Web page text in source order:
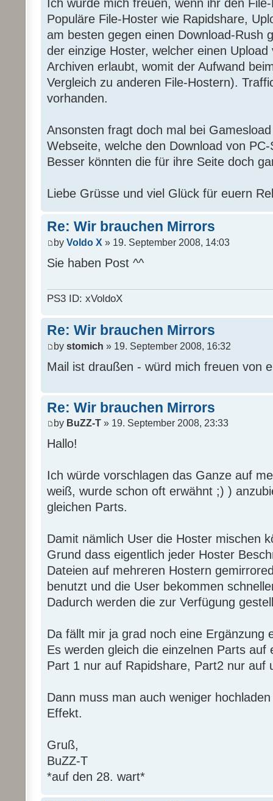
Ich würde mich freuen, wenn ihr den
Populäre File-Hoster wie Rapidshare,
am besten gegen einen Download-Rush
der einzige Hoster, welcher einen
Archiven erlaubt, womit der Aufwand
Vergleich zu anderen File-Hostern).
vorhanden.
Ansonsten fragt doch mal bei
Webseite, welche den Download von
Besser könnten die für ihre Seite doch
Liebe Grüsse und viel Glück für euern
Re: Wir brauchen Mirrors
by Voldo X » 19. September 2008, 14:03
Sie haben Post ^^
PS3 ID: xVoldoX
Re: Wir brauchen Mirrors
by stomich » 19. September 2008, 16:32
Mail ist draußen - würd mich freuen von
Re: Wir brauchen Mirrors
by BuZZ-T » 19. September 2008, 23:33
Hallo!
Ich würde vorschlagen das Ganze auf
weiß, wurde schon oft erwähnt ;) )
gleichen Parts.
Damit nämlich User die Hoster mischen
Grund dass eigentlich jeder Hoster
Dateien auf mehreren Hostern
benutzt und die User bekommen
Dadurch werden die zur Verfügung
Da fällt mir ja grad noch eine Ergänzung
Es werden gleich die einzelnen Parts auf
Part 1 nur auf Rapidshare, Part2 nur auf
Dann muss man auch weniger
Effekt.
Gruß,
BuZZ-T
*auf den 28. wart*